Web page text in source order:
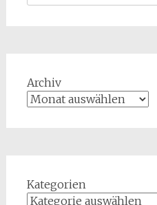
Archiv
Kategorien